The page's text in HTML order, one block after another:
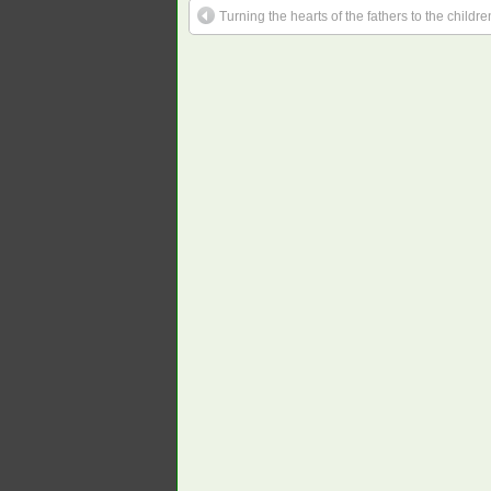
Turning the hearts of the fathers to the